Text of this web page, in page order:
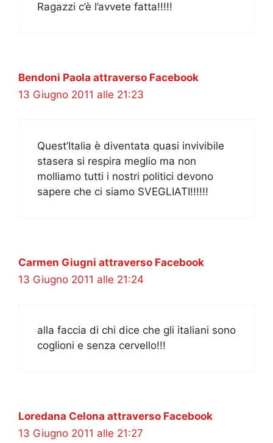
Ragazzi c’è l’avvete fatta!!!!!
Bendoni Paola attraverso Facebook
13 Giugno 2011 alle 21:23
Quest’Italia è diventata quasi invivibile
stasera si respira meglio ma non
molliamo tutti i nostri politici devono
sapere che ci siamo SVEGLIATI!!!!!!
Carmen Giugni attraverso Facebook
13 Giugno 2011 alle 21:24
alla faccia di chi dice che gli italiani sono
coglioni e senza cervello!!!
Loredana Celona attraverso Facebook
13 Giugno 2011 alle 21:27